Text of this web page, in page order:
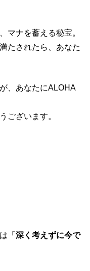
マナを蓄える秘宝。
たされたら、あなた
、あなたにALOHA
ございます。
「深く考えずに今で